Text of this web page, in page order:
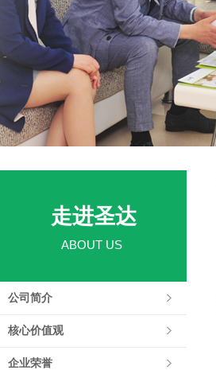
走进圣达
ABOUT US
公司简介
核心价值观
企业荣誉